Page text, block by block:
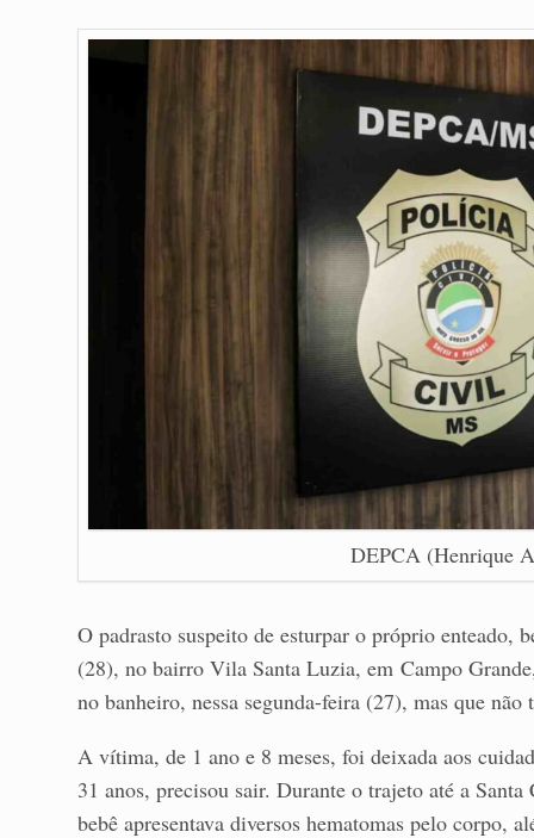
DEPCA (Henrique
O padrasto suspeito de esturpar o próprio enteado,
(28), no bairro Vila Santa Luzia, em Campo
no banheiro, nessa segunda-feira (27), mas que
A vítima, de 1 ano e 8 meses, foi deixada aos
31 anos, precisou sair. Durante o trajeto até a
bebê apresentava diversos hematomas pelo corpo,